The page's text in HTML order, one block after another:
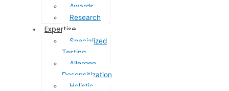
Awards
Research
Expertise
Specialized
Testing
Allergen
Desensitization
Holistic